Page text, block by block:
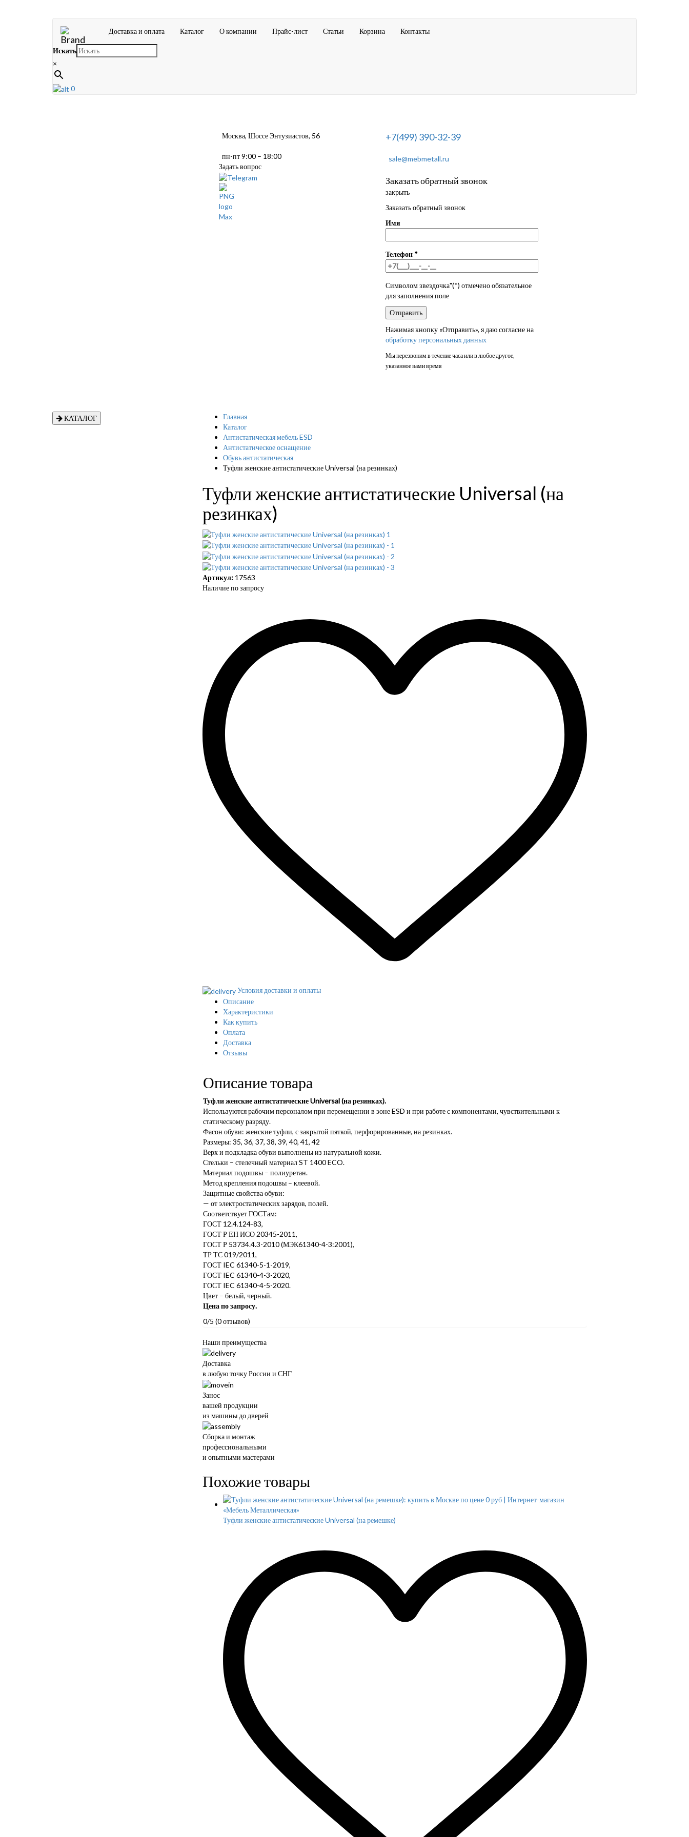
Доставка и оплата Каталог О компании Прайс-лист Статьи Корзина Контакты
Искать
×
0
Москва, Шоссе Энтузиастов, 56
пн-пт 9:00 – 18:00
Задать вопрос
+7(499) 390-32-39
sale@mebmetall.ru
Заказать обратный звонок
закрыть
Заказать обратный звонок
Имя
Телефон *
Символом звездочка"(*) отмечено обязательное
для заполнения поле
Нажимая кнопку «Отправить», я даю согласие на
обработку персональных данных
Мы перезвоним в течение часа или в любое другое,
указанное вами время
КАТАЛОГ
Главная
Каталог
Антистатическая мебель ESD
Антистатическое оснащение
Обувь антистатическая
Туфли женские антистатические Universal (на резинках)
Туфли женские антистатические Universal (на
резинках)
Артикул:17563
Наличие по запросу
Условия доставки и оплаты
Описание
Характеристики
Как купить
Оплата
Доставка
Отзывы
Описание товара
Туфли женские антистатические Universal (на резинках).
Используются рабочим персоналом при перемещении в зоне ESD и при работе с компонентами, чувствительными к
статическому разряду.
Фасон обуви: женские туфли, с закрытой пяткой, перфорированные, на резинках.
Размеры: 35, 36, 37, 38, 39, 40, 41, 42
Верх и подкладка обуви выполнены из натуральной кожи.
Стельки – стелечный материал ST 1400 ECO.
Материал подошвы – полиуретан.
Метод крепления подошвы – клеевой.
Защитные свойства обуви:
— от электростатических зарядов, полей.
Соответствует ГОСТам:
ГОСТ 12.4.124-83,
ГОСТ Р ЕН ИСО 20345-2011,
ГОСТ Р 53734.4.3-2010 (МЭК61340-4-3:2001),
ТР ТС 019/2011,
ГОСТ IEC 61340-5-1-2019,
ГОСТ IEC 61340-4-3-2020,
ГОСТ IEC 61340-4-5-2020.
Цвет – белый, черный.
Цена по запросу.
0/5 (0 отзывов)
Наши преимущества
Доставка
в любую точку России и СНГ
Занос
вашей продукции
из машины до дверей
Сборка и монтаж
профессиональными
и опытными мастерами
Похожие товары
Туфли женские антистатические Universal (на ремешке)